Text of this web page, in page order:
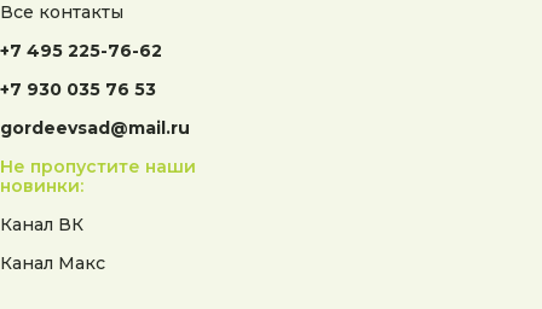
Все контакты
+7 495 225-76-62
+7 930 035 76 53
gordeevsad@mail.ru
Не пропустите наши
новинки:
Канал ВК
Канал Макс